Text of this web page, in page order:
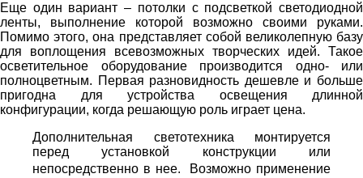
Еще один вариант – потолки с подсветкой светодиодной
ленты, выполнение которой возможно своими руками.
Помимо этого, она представляет собой великолепную базу
для воплощения всевозможных творческих идей. Такое
осветительное оборудование производится одно- или
полноцветным. Первая разновидность дешевле и больше
пригодна для устройства освещения длинной
конфигурации, когда решающую роль играет цена.
Дополнительная светотехника монтируется
перед установкой конструкции или
непосредственно в нее.
Возможно применение